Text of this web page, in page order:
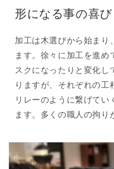
形になる事の喜び
加工は木選びから始まり
ます。徐々に加工を進
スクになったりと変化し
りますが、それぞれの
リレーのように繋げてい
ます。多くの職人の拘り